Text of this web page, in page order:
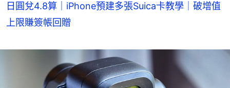
日圓兌4.8算｜iPhone預建多張Suica卡教學｜破增值
上限賺簽帳回贈